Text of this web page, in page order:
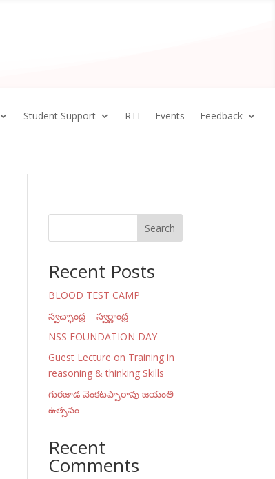
Student Support RTI Events Feedback
Search
Recent Posts
BLOOD TEST CAMP
స్వచ్ఛాంధ్ర – స్వర్ణాంధ్ర
NSS FOUNDATION DAY
Guest Lecture on Training in
reasoning & thinking Skills
గురజాడ వెంకటప్పారావు జయంతి
ఉత్సవం
Recent
Comments